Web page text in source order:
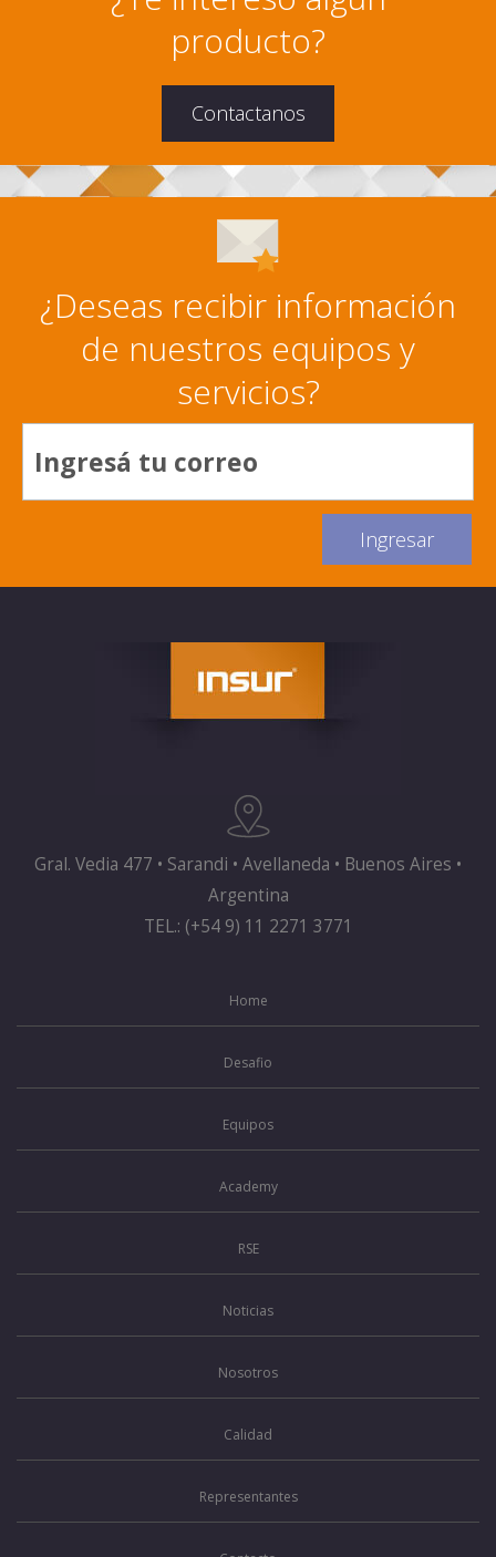
producto?
Contactanos
¿Deseas recibir información
de nuestros equipos y
servicios?
Gral. Vedia 477 • Sarandi • Avellaneda • Buenos Aires •
Argentina
TEL.: (+54 9) 11 2271 3771
Home
Desafio
Equipos
Academy
RSE
Noticias
Nosotros
Calidad
Representantes